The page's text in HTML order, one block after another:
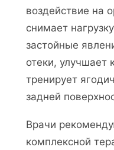
воздействие на
снимает
застойные
отеки, улучшает
тренирует
задней
Врачи
комплексной